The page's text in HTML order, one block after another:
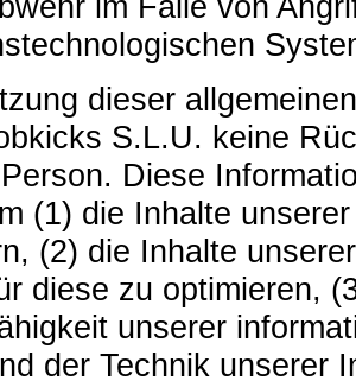
dieser
S.L.U. keine
Diese
(1) die Inhalte
(2) die Inhalte
diese zu optimieren,
unserer
der Technik unserer